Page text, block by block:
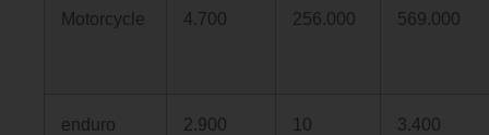
Motorcycle 4.700 256.000 569.000
enduro
2.900 10 3.400